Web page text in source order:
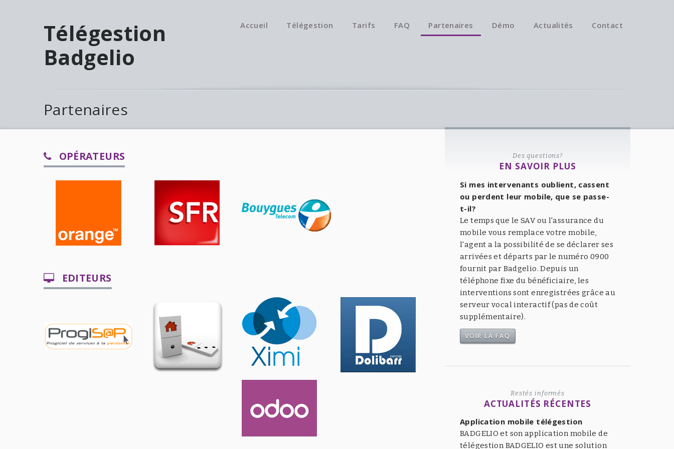
Télégestion
Badgelio
Accueil Télégestion Tarifs FAQ Partenaires Démo Actualités Contact
Partenaires
OPÉRATEURS
EDITEURS
Des questions?
EN SAVOIR PLUS
Si mes intervenants oublient, cassent
ou perdent leur mobile, que se passe-
t-il?
Le temps que le SAV ou l'assurance du
mobile vous remplace votre mobile,
l'agent a la possibilité de se déclarer ses
arrivées et départs par le numéro 0900
fournit par Badgelio. Depuis un
téléphone fixe du bénéficiaire, les
interventions sont enregistrées grâce au
serveur vocal interactif (pas de coût
supplémentaire).
VOIR LA FAQ
Restés informés
ACTUALITÉS RÉCENTES
Application mobile télégestion
BADGELIO et son application mobile de
télégestion BADGELIO est une solution